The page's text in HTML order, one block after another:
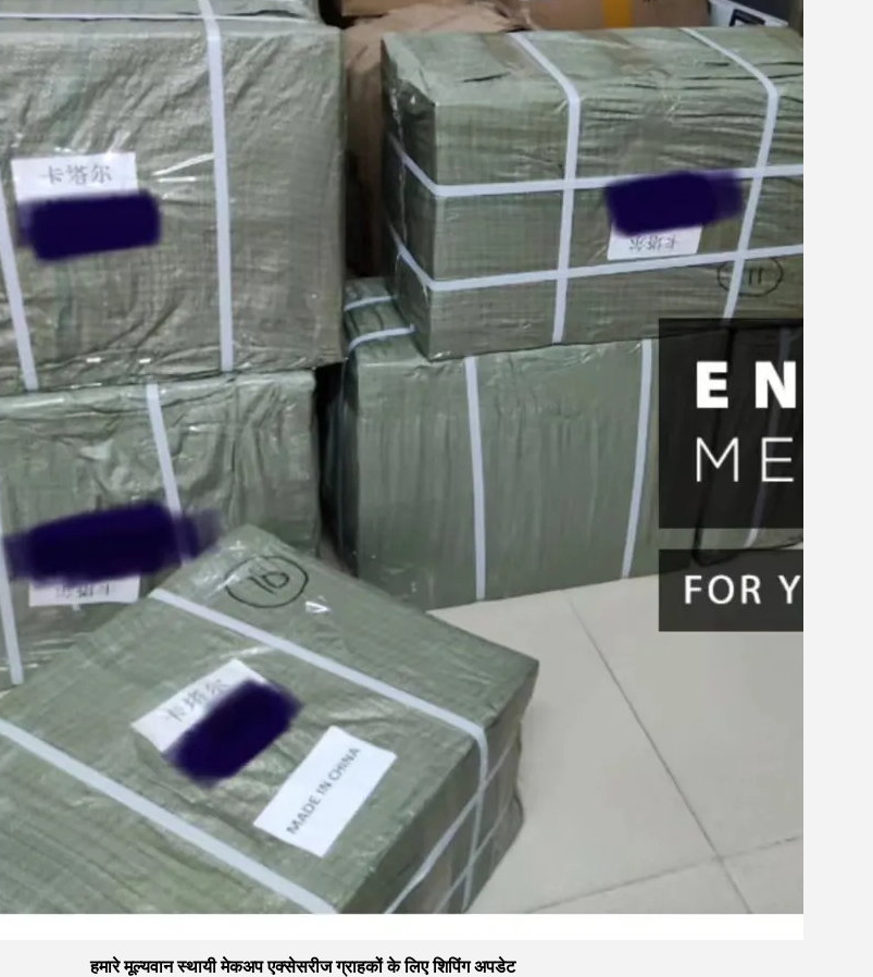
हमारे मूल्यवान स्थायी मेकअप एक्सेसरीज ग्राहकों के लिए शिपिंग अपडेट